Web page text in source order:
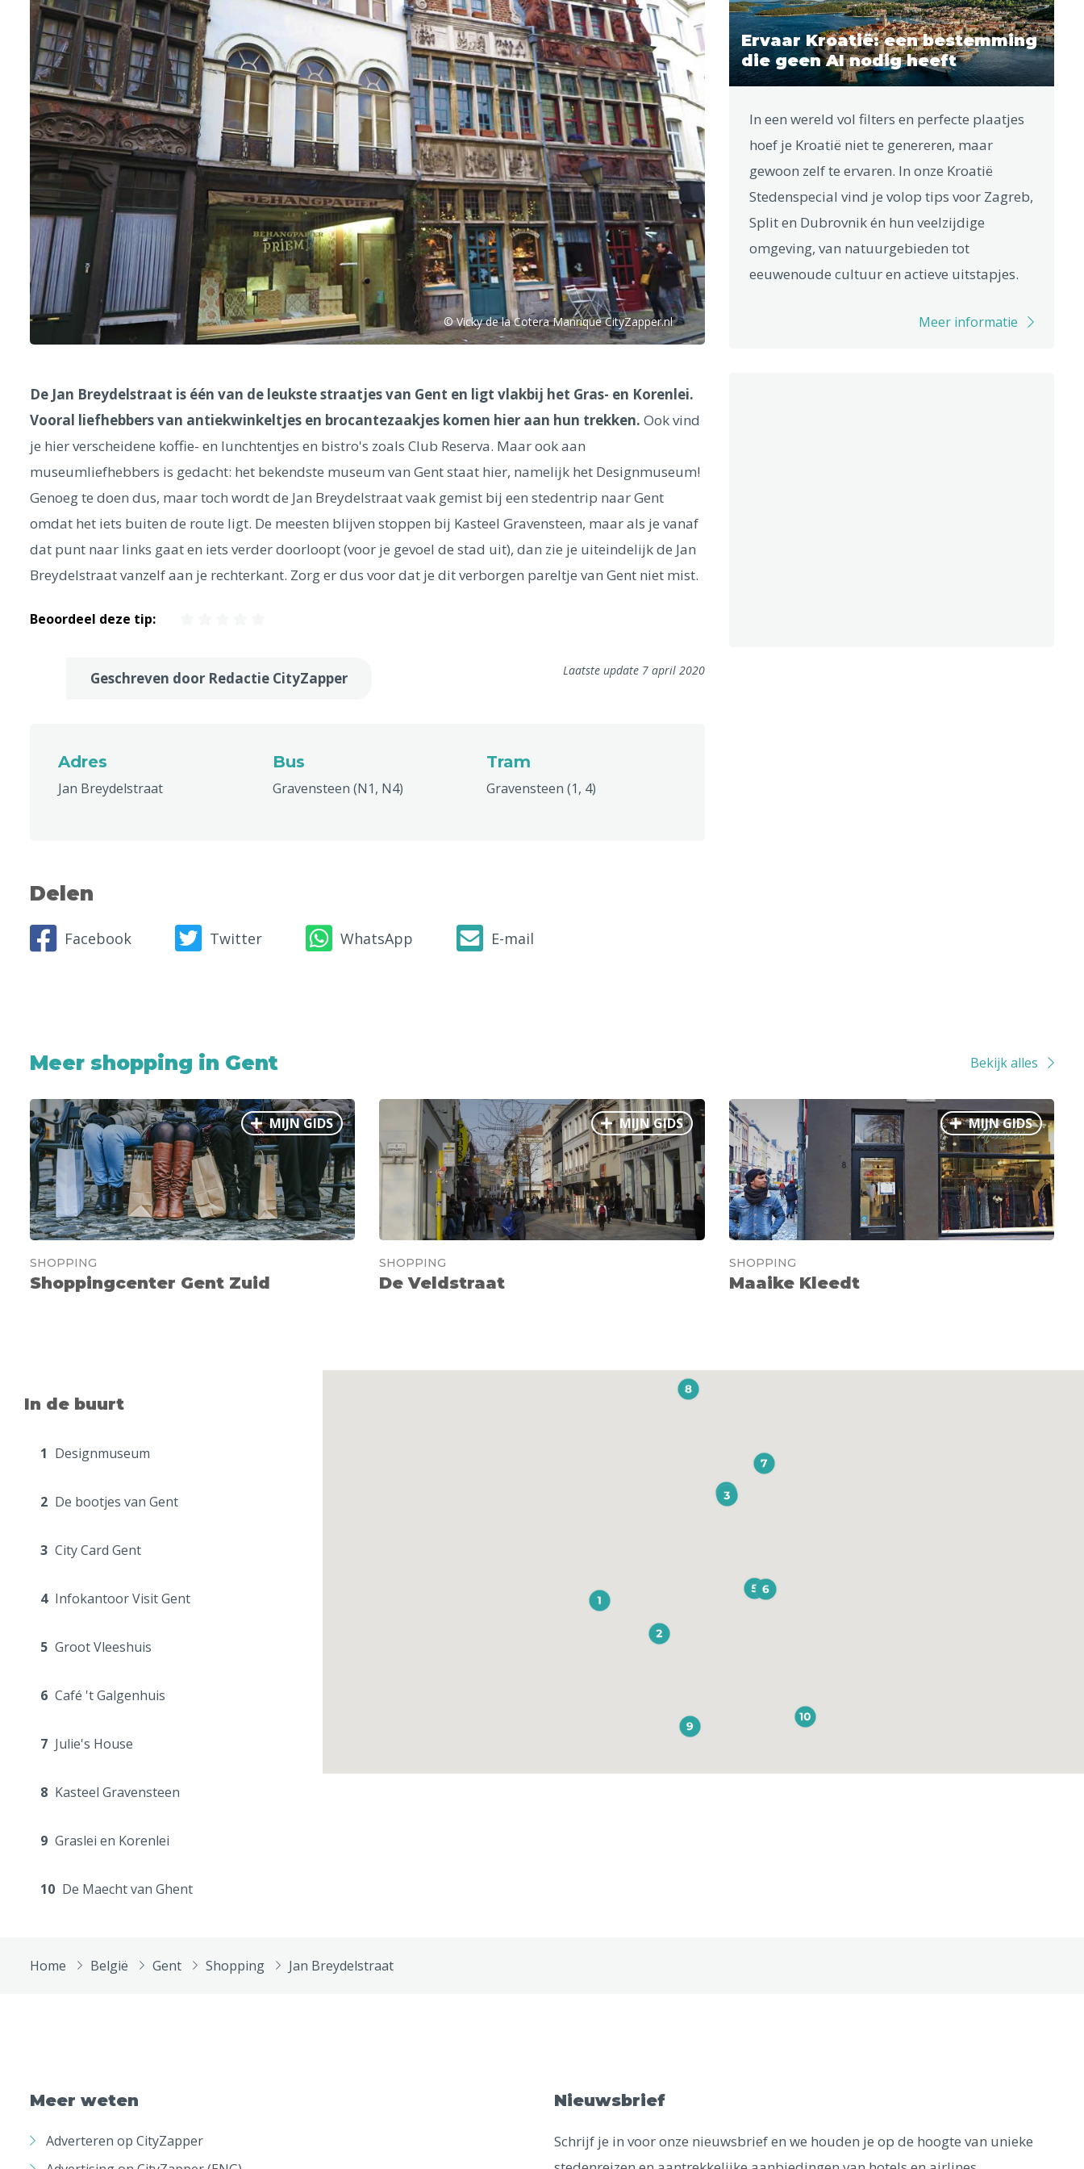
© Vicky de la Cotera Manrique CityZapper.nl
De Jan Breydelstraat is één van de leukste straatjes van Gent en ligt vlakbij het Gras- en Korenlei.
Vooral liefhebbers van antiekwinkeltjes en brocantezaakjes komen hier aan hun trekken. Ook vind
je hier verscheidene koffie- en lunchtentjes en bistro's zoals Club Reserva. Maar ook aan
museumliefhebbers is gedacht: het bekendste museum van Gent staat hier, namelijk het Designmuseum!
Genoeg te doen dus, maar toch wordt de Jan Breydelstraat vaak gemist bij een stedentrip naar Gent
omdat het iets buiten de route ligt. De meesten blijven stoppen bij Kasteel Gravensteen, maar als je vanaf
dat punt naar links gaat en iets verder doorloopt (voor je gevoel de stad uit), dan zie je uiteindelijk de Jan
Breydelstraat vanzelf aan je rechterkant. Zorg er dus voor dat je dit verborgen pareltje van Gent niet mist.
Beoordeel deze tip:
Geschreven door Redactie CityZapper Laatste update 7 april 2020
Adres
Jan Breydelstraat
Bus
Gravensteen (N1, N4)
Tram
Gravensteen (1, 4)
Delen
Facebook Twitter WhatsApp E-mail
Ervaar Kroatië: een bestemming
die geen AI nodig heeft
In een wereld vol filters en perfecte plaatjes
hoef je Kroatië niet te genereren, maar
gewoon zelf te ervaren. In onze Kroatië
Stedenspecial vind je volop tips voor Zagreb,
Split en Dubrovnik én hun veelzijdige
omgeving, van natuurgebieden tot
eeuwenoude cultuur en actieve uitstapjes.
Meer informatie
Meer shopping in Gent Bekijk alles
MIJN GIDS
SHOPPING
Shoppingcenter Gent Zuid
MIJN GIDS
SHOPPING
De Veldstraat
MIJN GIDS
SHOPPING
Maaike Kleedt
In de buurt
1 Designmuseum
2 De bootjes van Gent
3 City Card Gent
4 Infokantoor Visit Gent
5 Groot Vleeshuis
6 Café 't Galgenhuis
7 Julie's House
8 Kasteel Gravensteen
9 Graslei en Korenlei
10 De Maecht van Ghent
Home België Gent Shopping Jan Breydelstraat
Meer weten
Adverteren op CityZapper
Nieuwsbrief
Schrijf je in voor onze nieuwsbrief en we houden je op de hoogte van unieke